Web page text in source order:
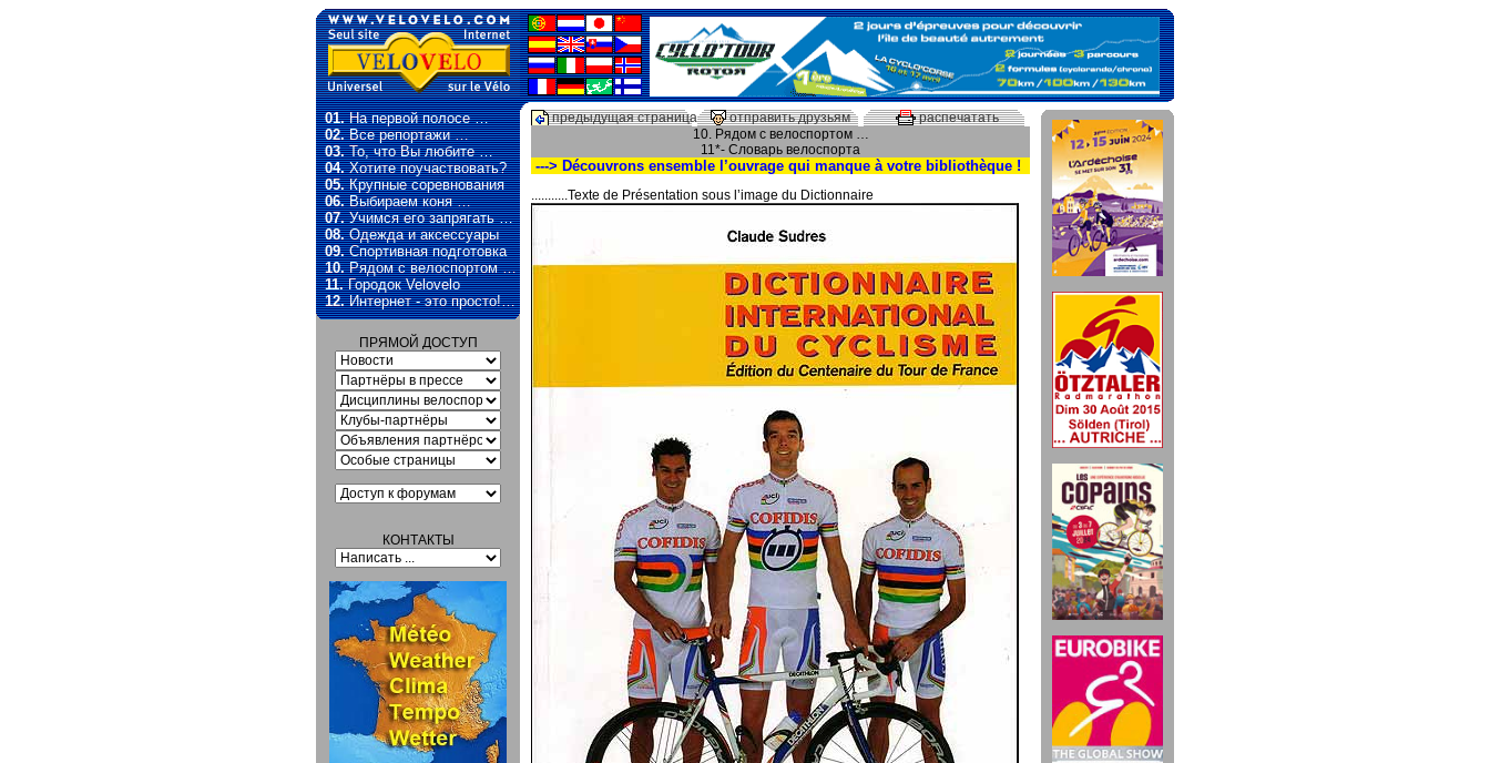
01.На первой полосе …
02.Все репортажи …
03.То, что Вы любите …
04.Хотите поучаствовать?
05.Крупные соревнования
06.Выбираем коня …
07.Учимся его запрягать …
08.Одежда и аксессуары
09.Спортивная подготовка
10.Рядом с велоспортом …
11.Городок Velovelo
12.Интернет - это просто!…
ПРЯМОЙ ДОСТУП
КОНТАКТЫ
предыдущая страница отправить друзьям
распечатать
10. Рядом с велоспортом …
11*- Словарь велоспорта
---> Découvrons ensemble l’ouvrage qui manque à votre bibliothèque !
...........Texte de Présentation sous l’image du Dictionnaire